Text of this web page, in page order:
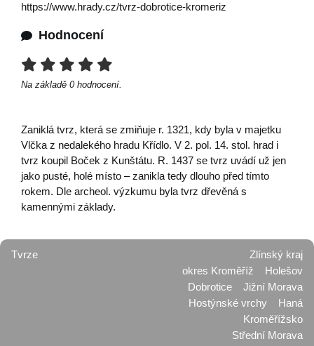
https://www.hrady.cz/tvrz-dobrotice-kromeriz
Hodnocení
Na základě 0 hodnocení.
Zaniklá tvrz, která se zmiňuje r. 1321, kdy byla v majetku
Vlčka z nedalekého hradu Křídlo. V 2. pol. 14. stol. hrad i
tvrz koupil Boček z Kunštátu. R. 1437 se tvrz uvádí už jen
jako pusté, holé místo – zanikla tedy dlouho před tímto
rokem. Dle archeol. výzkumu byla tvrz dřevěná s
kamennými základy.
Tvrze
Zlínský kraj
okres Kroměříž
Holešov
Dobrotice
Jižní Morava
Hostýnské vrchy
Haná
Kroměřížsko
Střední Morava